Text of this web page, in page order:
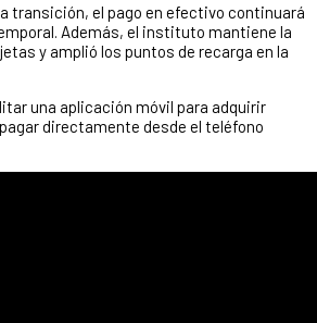
transición, el pago en efectivo continuará
Además, el instituto mantiene la
y amplió los puntos de recarga en la
una aplicación móvil para adquirir
directamente desde el teléfono